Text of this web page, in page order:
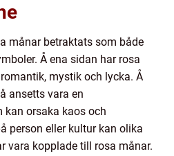
månar betraktats som både
Å ena sidan har rosa
mystik och lycka. Å
ansetts vara en
kan orsaka kaos och
person eller kultur kan olika
vara kopplade till rosa månar.